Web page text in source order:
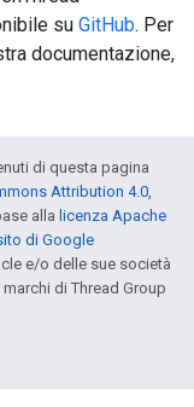
su GitHub. Per
documentazione,
di questa pagina
Attribution 4.0,
alla licenza Apache
di Google
e/o delle sue società
di Thread Group